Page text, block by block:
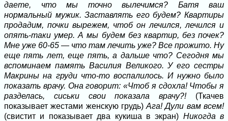
даете, что мы точно вылечимся? Батя ваш
нормальный мужик. Заставлять его будем? Квартиры
продадим, почки вырежем, чтоб он лечился, лечился и
опять-таки умер. А мы будем без квартир, без почек?
Мне уже 60-65 — что там лечить уже? Все прожито. Ну
еще пять лет, еще пять, а дальше что? Сегодня мы
вспоминаем память Василия Великого. У его сестры
Макрины на груди что-то воспалилось. И нужно было
показать врачу. Она говорит: «Чтоб я сдохла! Чтобы я
разделась, сиськи свои показала врачу?!(Ткачев
показывает жестами женскую грудь)Ага! Дули вам всем!
(свистит и показывает два кукиша в экран) Никогда в